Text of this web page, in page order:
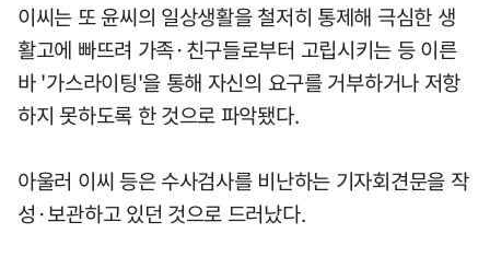
이씨는 또 윤씨의 일상생활을 철저히 통제해 극심한 생
활고에 빠뜨려 가족·친구들로부터 고립시키는 등 이른
바 '가스라이팅'을 통해 자신의 요구를 거부하거나 저항
하지 못하도록 한 것으로 파악됐다.
아울러 이씨 등은 수사검사를 비난하는 기자회견문을 작
성·보관하고 있던 것으로 드러났다.